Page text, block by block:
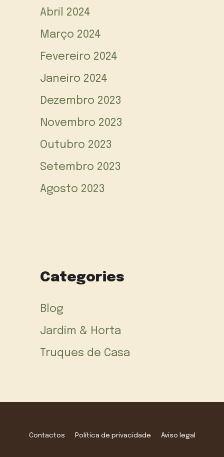
Abril 2024
Março 2024
Fevereiro 2024
Janeiro 2024
Dezembro 2023
Novembro 2023
Outubro 2023
Setembro 2023
Agosto 2023
Categories
Blog
Jardim & Horta
Truques de Casa
Contactos Política de privacidade Aviso legal